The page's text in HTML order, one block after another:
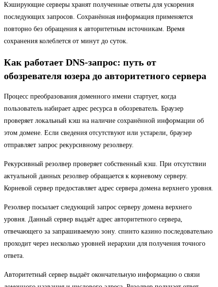
Кэширующие серверы хранят полученные ответы для ускорения
последующих запросов. Сохранённая информация применяется
повторно без обращения к авторитетным источникам. Время
сохранения колеблется от минут до суток.
Как работает DNS-запрос: путь от
обозревателя юзера до авторитетного сервера
Процесс преобразования доменного имени стартует, когда
пользователь набирает адрес ресурса в обозреватель. Браузер
проверяет локальный кэш на наличие сохранённой информации об
этом домене. Если сведения отсутствуют или устарели, браузер
отправляет запрос рекурсивному резолверу.
Рекурсивный резолвер проверяет собственный кэш. При отсутствии
актуальной данных резолвер обращается к корневому серверу.
Корневой сервер предоставляет адрес сервера домена верхнего уровня.
Резолвер посылает следующий запрос серверу домена верхнего
уровня. Данный сервер выдаёт адрес авторитетного сервера,
отвечающего за запрашиваемую зону. спинто казино последовательно
проходит через несколько уровней иерархии для получения точного
ответа.
Авторитетный сервер выдаёт окончательную информацию о связи